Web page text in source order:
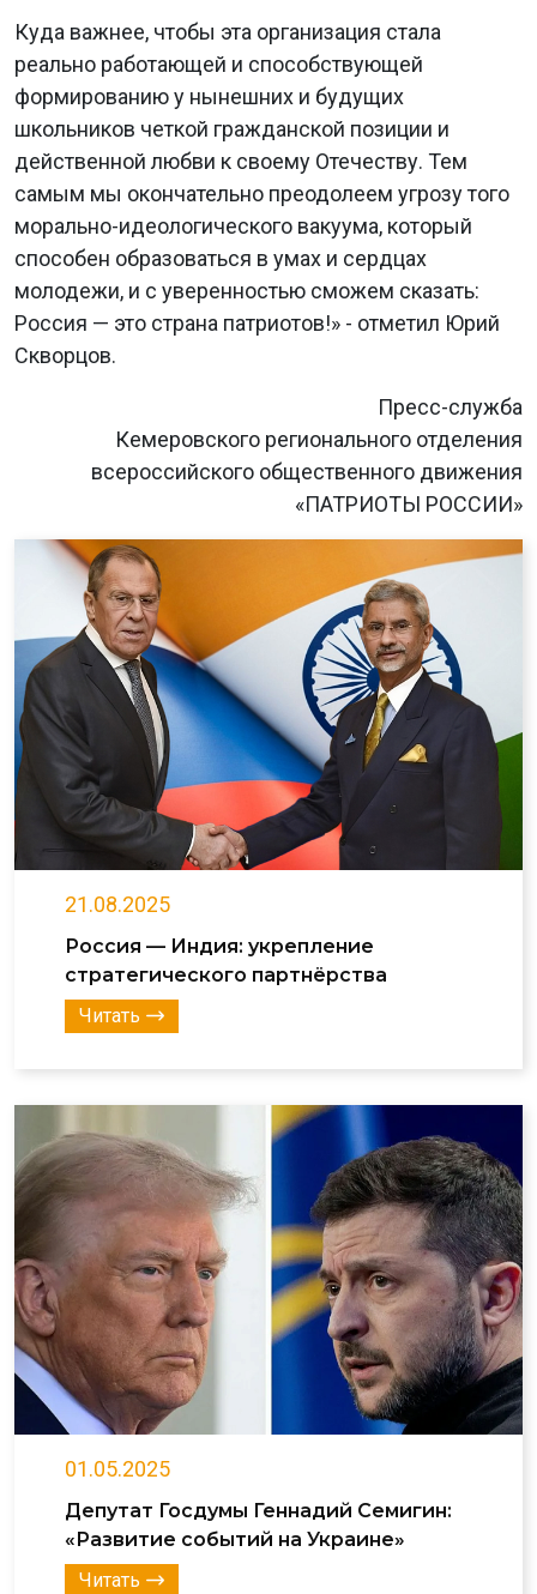
Куда важнее, чтобы эта организация стала
реально работающей и способствующей
формированию у нынешних и будущих
школьников четкой гражданской позиции и
действенной любви к своему Отечеству. Тем
самым мы окончательно преодолеем угрозу того
морально-идеологического вакуума, который
способен образоваться в умах и сердцах
молодежи, и с уверенностью сможем сказать:
Россия — это страна патриотов!» - отметил Юрий
Скворцов.
Пресс-служба
Кемеровского регионального отделения
всероссийского общественного движения
«ПАТРИОТЫ РОССИИ»
21.08.2025
Россия — Индия: укрепление
стратегического партнёрства
Читать
01.05.2025
Депутат Госдумы Геннадий Семигин:
«Развитие событий на Украине»
Читать